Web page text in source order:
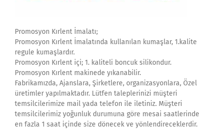
Promosyon Kırlent İmalatı;
Promosyon Kırlent İmalatında kullanılan kumaşlar, 1.kalite
regule kumaşlardır.
Promosyon Kırlent içi; 1. kaliteli boncuk silikondur.
Promosyon Kırlent makinede yıkanabilir.
Fabrikamızda, Ajanslara, Şirketlere, organizasyonlara, Özel
üretimler yapılmaktadır. Lütfen taleplerinizi müşteri
temsilcilerimize mail yada telefon ile iletiniz. Müşteri
temsilcilerimiz yoğunluk durumuna göre mesai saatlerinde
en fazla 1 saat içinde size dönecek ve yönlendireceklerdir.